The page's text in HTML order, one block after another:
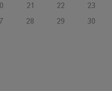
dans le thriller
!
21 22
23
28 29
30